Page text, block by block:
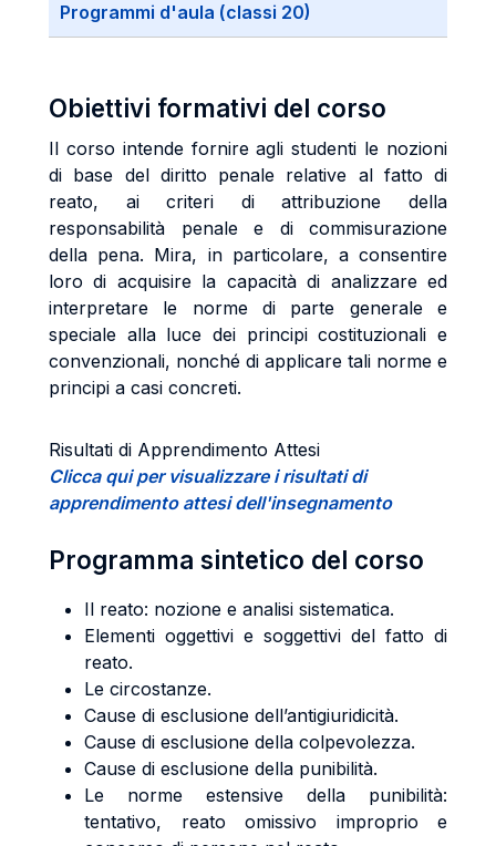
Programmi d'aula (classi 20)
Obiettivi formativi del corso
Il corso intende fornire agli studenti le nozioni
di base del diritto penale relative al fatto di
reato, ai criteri di attribuzione della
responsabilità penale e di commisurazione
della pena. Mira, in particolare, a consentire
loro di acquisire la capacità di analizzare ed
interpretare le norme di parte generale e
speciale alla luce dei principi costituzionali e
convenzionali, nonché di applicare tali norme e
principi a casi concreti.
Risultati di Apprendimento Attesi
Clicca qui per visualizzare i risultati di
apprendimento attesi dell'insegnamento
Programma sintetico del corso
Il reato: nozione e analisi sistematica.
Elementi oggettivi e soggettivi del fatto di
reato.
Le circostanze.
Cause di esclusione dell’antigiuridicità.
Cause di esclusione della colpevolezza.
Cause di esclusione della punibilità.
Le norme estensive della punibilità:
tentativo, reato omissivo improprio e